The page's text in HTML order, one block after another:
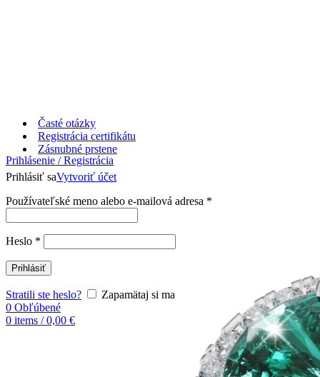
Časté otázky
Registrácia certifikátu
Prihlásenie / Registrácia
Prihlásiť saVytvoriť účet
Používateľské meno alebo e-mailová adresa *
Heslo *
Prihlásiť
Stratili ste heslo?
Zapamätaj si ma
0 Obľúbené
0 items / 0,00 €
Zásnubné prstene